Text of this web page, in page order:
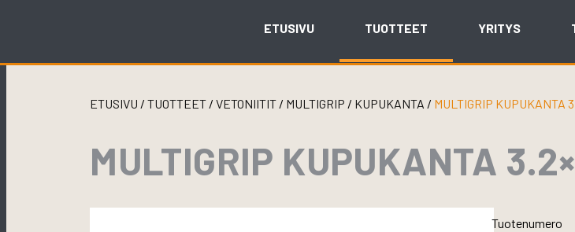
ETUSIVU TUOTTEET YRITYS
ETUSIVU /TUOTTEET /VETONIITIT / MULTIGRIP / KUPUKANTA / MULTIGRIP KUPUKANTA
MULTIGRIP KUPUKANTA
Tuotenumero